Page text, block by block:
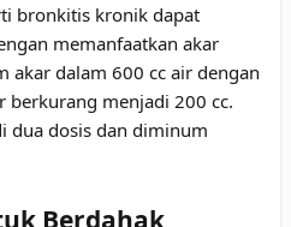
bronkitis kronik dapat
memanfaatkan akar
akar dalam 600 cc air dengan
berkurang menjadi 200 cc.
dua dosis dan diminum
Berdahak